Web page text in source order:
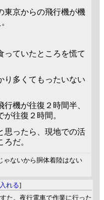
東京からの飛行機が機
っていたところを慌て
り多くてもったいない
機が往復２時間半、
往復２時間。
思ったら、現地での活
だ。
ゃないから胴体着陸はない
れる]
た。夜行電車で作業に行った